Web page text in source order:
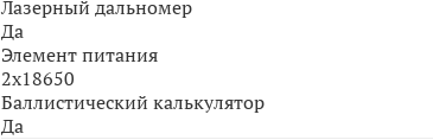
Лазерный дальномер
Да
Элемент питания
2х18650
Баллистический калькулятор
Да